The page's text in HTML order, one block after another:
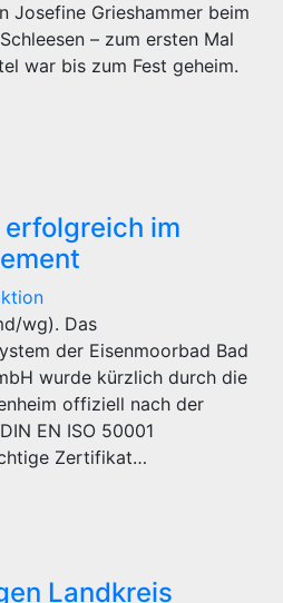
Josefine Grieshammer beim
– zum ersten Mal
war bis zum Fest geheim.
erfolgreich im
wg). Das
der Eisenmoorbad Bad
wurde kürzlich durch die
offiziell nach der
EN ISO 50001
Zertifikat…
Landkreis